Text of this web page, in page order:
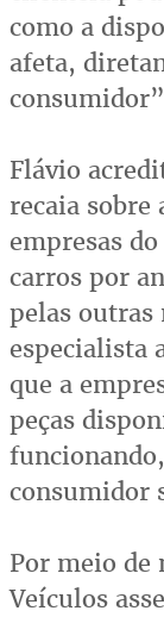
como a
afeta,
Flávio
recaia sobre
empresas
carros por
pelas outras
especialista
que a
peças
consumidor
Por meio de
Veículos